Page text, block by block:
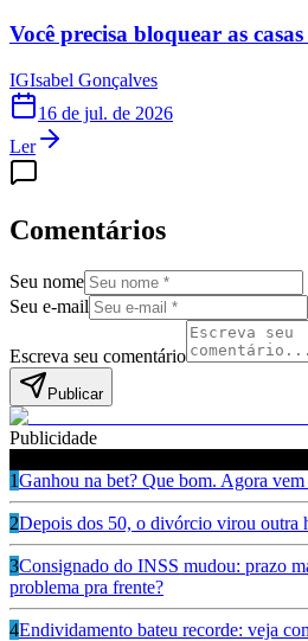
Você precisa bloquear as
IGIsabel Gonçalves
16 de jul. de 2026
Ler
Comentários
Seu nome
Seu e-mail
Escreva seu comentário
Publicar
Publicidade
1Ganhou na bet? Que bom. Agora
2Depois dos 50, o divórcio virou outra
3Consignado do INSS mudou: prazo
problema pra frente?
4Endividamento bateu recorde: veja